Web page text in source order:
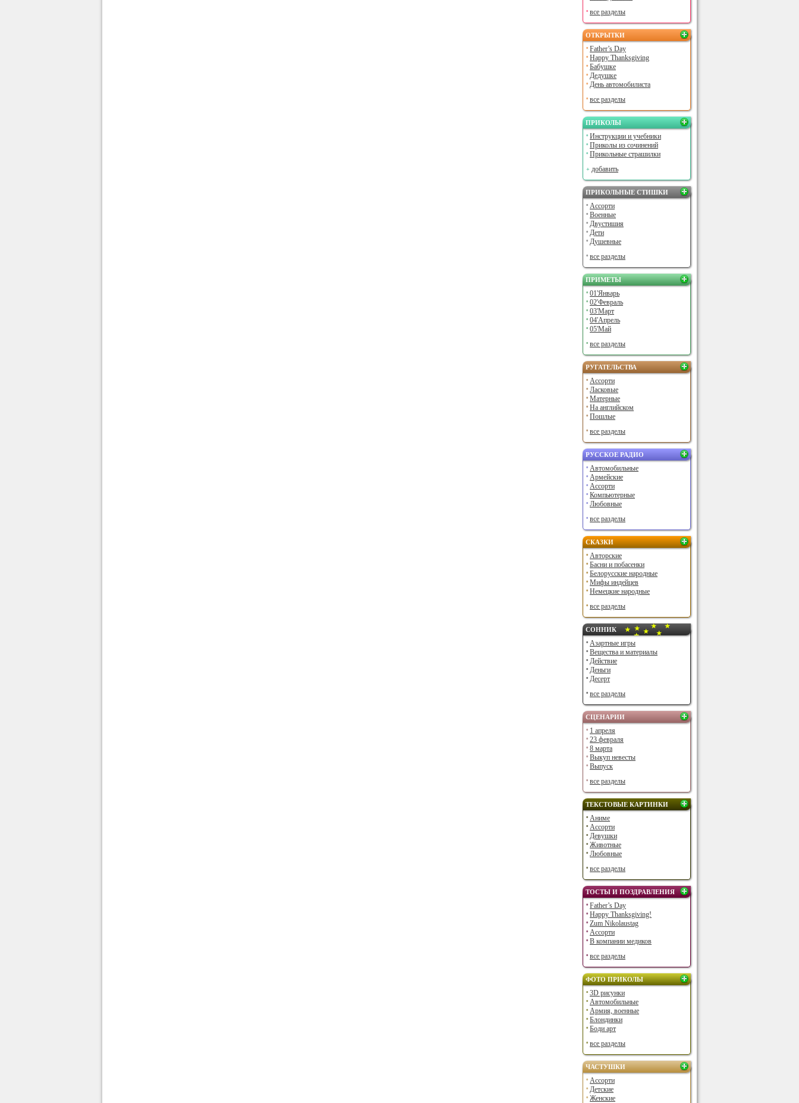
все разделы
ОТКРЫТКИ
Father’s Day
Happy Thanksgiving
Бабушке
Дедушке
День автомобилиста
все разделы
ПРИКОЛЫ
Инструкции и учебники
Приколы из сочинений
Прикольные страшилки
добавить
ПРИКОЛЬНЫЕ СТИШКИ
Ассорти
Военные
Двустишия
Дети
Душевные
все разделы
ПРИМЕТЫ
01'Январь
02'Февраль
03'Март
04'Апрель
05'Май
все разделы
РУГАТЕЛЬСТВА
Ассорти
Ласковые
Матерные
На английском
Пошлые
все разделы
РУССКОЕ РАДИО
Автомобильные
Армейские
Ассорти
Компьютерные
Любовные
все разделы
СКАЗКИ
Авторские
Басни и побасенки
Белорусские народные
Мифы индейцев
Немецкие народные
все разделы
СОННИК
Азартные игры
Вещества и материалы
Действие
Деньги
Десерт
все разделы
СЦЕНАРИИ
1 апреля
23 февраля
8 марта
Выкуп невесты
Выпуск
все разделы
ТЕКСТОВЫЕ КАРТИНКИ
Аниме
Ассорти
Девушки
Животные
Любовные
все разделы
ТОСТЫ И ПОЗДРАВЛЕНИЯ
Father’s Day
Happy Thanksgiving!
Zum Nikolaustag
Ассорти
В компании медиков
все разделы
ФОТО ПРИКОЛЫ
3D рисунки
Автомобильные
Армия, военные
Блондинки
Боди арт
все разделы
ЧАСТУШКИ
Ассорти
Детские
Женские